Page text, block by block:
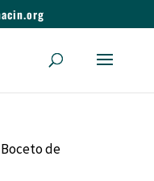
de